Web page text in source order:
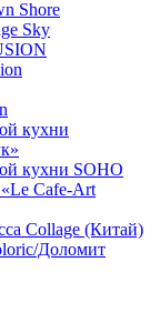
Shore
Sky
кухни
кухни SOHO
Cafe-Art
Collage (Китай)
Доломит